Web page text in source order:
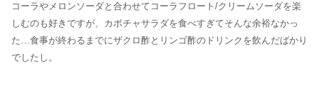
コーラやメロンソーダと合わせてコーラフロート/クリームソーダを楽
しむのも好きですが、カボチャサラダを食べすぎてそんな余裕なかっ
た…食事が終わるまでにザクロ酢とリンゴ酢のドリンクを飲んだばかり
でしたし。